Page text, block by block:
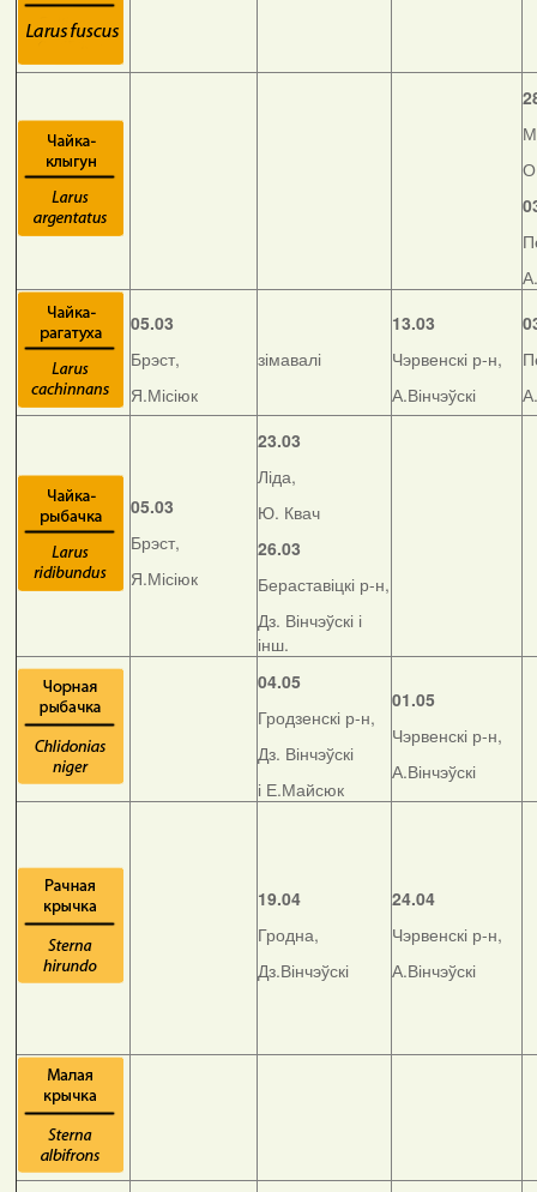
05.03
Брэст,
Я.Місіюк
зімавалі
13.03
Чэрвенскі р-н,
А.Вінчэўскі
05.03
Брэст,
Я.Місіюк
23.03
Ліда,
Ю. Квач
26.03
Бераставіцкі р-н,
Дз. Вінчэўскі і
інш.
04.05
Гродзенскі р-н,
Дз. Вінчэўскі
і Е.Майсюк
01.05
Чэрвенскі р-н,
А.Вінчэўскі
19.04
Гродна,
Дз.Вінчэўскі
24.04
Чэрвенскі р-н,
А.Вінчэўскі